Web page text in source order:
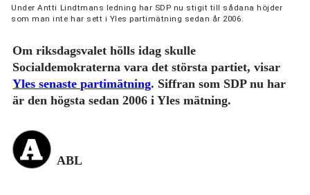
Under Antti Lindtmans ledning har SDP nu stigit till sådana höjder
som man inte har sett i Yles partimätning sedan år 2006.
Om riksdagsvalet hölls idag skulle
Socialdemokraterna vara det största partiet, visar
Yles senaste partimätning. Siffran som SDP nu har
är den högsta sedan 2006 i Yles mätning.
ABL